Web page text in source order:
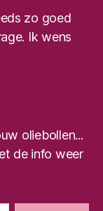
zo goed
Ik wens
oliebollen...
de info weer